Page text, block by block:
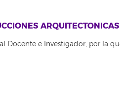
ARQUITECTONICAS
Docente e Investigador, por la